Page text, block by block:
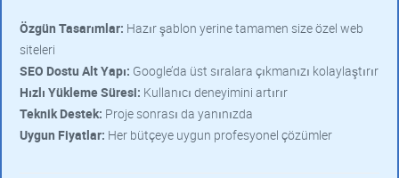
Özgün Tasarımlar: Hazır şablon yerine tamamen size özel web
siteleri
SEO Dostu Alt Yapı: Google’da üst sıralara çıkmanızı kolaylaştırır
Hızlı Yükleme Süresi: Kullanıcı deneyimini artırır
Teknik Destek: Proje sonrası da yanınızda
Uygun Fiyatlar: Her bütçeye uygun profesyonel çözümler